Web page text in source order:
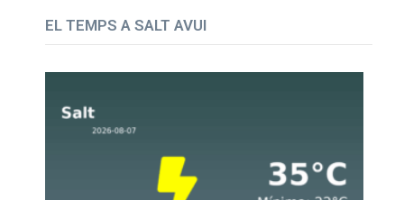
EL TEMPS A SALT AVUI